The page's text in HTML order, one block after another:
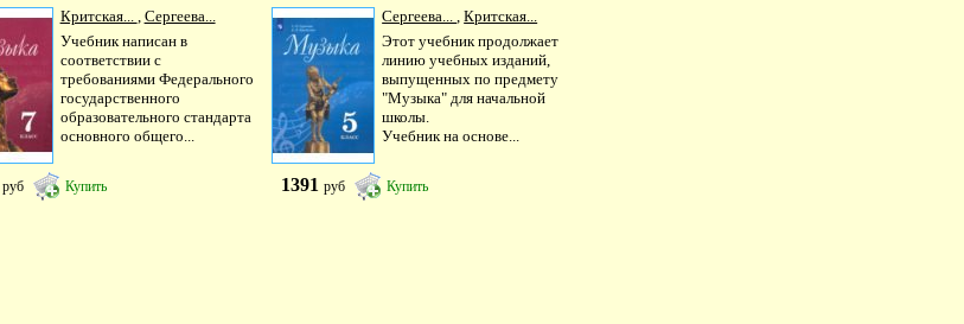
Критская... , Сергеева...
Учебник написан в
соответствии с
требованиями Федерального
государственного
образовательного стандарта
основного общего...
руб Купить
Сергеева...,Критская...
Этот учебник продолжает
линию учебных изданий,
выпущенных по предмету
"Музыка" для начальной
школы.
Учебник на основе...
1391руб Купить